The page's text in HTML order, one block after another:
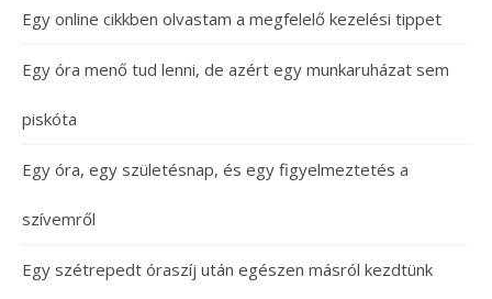
Egy online cikkben olvastam a megfelelő kezelési tippet
Egy óra menő tud lenni, de azért egy munkaruházat sem
piskóta
Egy óra, egy születésnap, és egy figyelmeztetés a
szívemről
Egy szétrepedt óraszíj után egészen másról kezdtünk